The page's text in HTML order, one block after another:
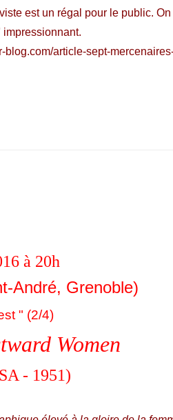
est un régal pour le public.
blog.com/article-sept-
à 20h
André, Grenoble)
" (2/4)
Women
- 1951)